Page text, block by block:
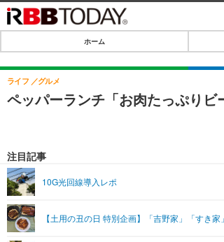
IT・デジタル
IT・
SPEED TEST
ライフ
リリース一覧
プッシュ通知の停止方法
ホーム
ペッパーランチ「お肉たっぷり
ライフ グルメ
注目記事
10G光回線導入レポ
【土用の丑の日 特別企画】「吉野家」「すき